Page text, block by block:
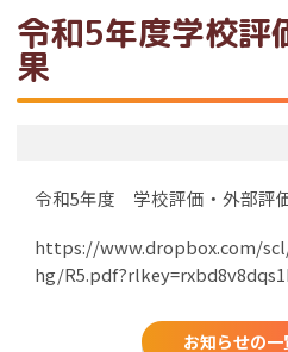
令和5年度学校評
果
令和5年度 学校評価・外部評
https://www.dropbox.com/
hg/
お知らせの